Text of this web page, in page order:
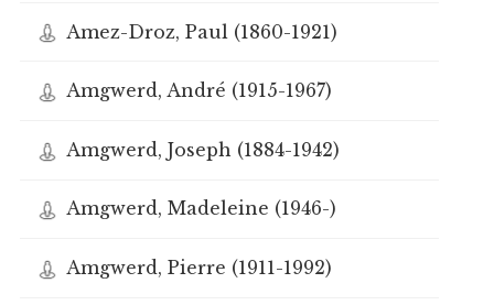
Amez-Droz, Paul (1860-1921)
Amgwerd, André (1915-1967)
Amgwerd, Joseph (1884-1942)
Amgwerd, Madeleine (1946-)
Amgwerd, Pierre (1911-1992)